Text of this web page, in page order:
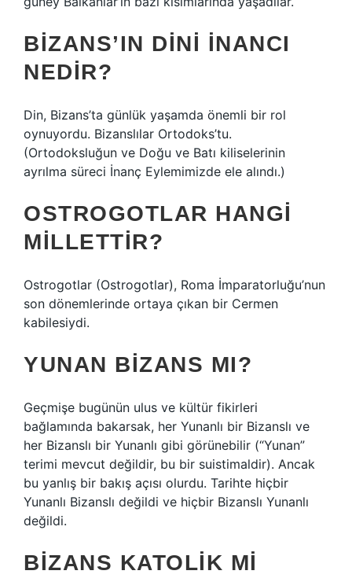
BIZANS’IN DINI INANCI
NEDIR?
Din, Bizans’ta günlük yaşamda önemli bir rol
oynuyordu. Bizanslılar Ortodoks’tu.
(Ortodoksluğun ve Doğu ve Batı kiliselerinin
ayrılma süreci İnanç Eylemimizde ele alındı.)
OSTROGOTLAR HANGI
MILLETTIR?
Ostrogotlar (Ostrogotlar), Roma İmparatorluğu’nun
son dönemlerinde ortaya çıkan bir Cermen
kabilesiydi.
YUNAN BIZANS MI?
Geçmişe bugünün ulus ve kültür fikirleri
bağlamında bakarsak, her Yunanlı bir Bizanslı ve
her Bizanslı bir Yunanlı gibi görünebilir (“Yunan”
terimi mevcut değildir, bu bir suistimaldir). Ancak
bu yanlış bir bakış açısı olurdu. Tarihte hiçbir
Yunanlı Bizanslı değildi ve hiçbir Bizanslı Yunanlı
değildi.
BIZANS KATOLIK MI